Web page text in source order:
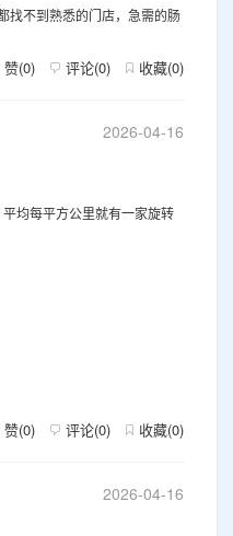
找不到熟悉的门店，急需的肠
赞(0) 评论(0) 收藏(0)
2026-04-16
均每平方公里就有一家旋转
赞(0) 评论(0) 收藏(0)
2026-04-16